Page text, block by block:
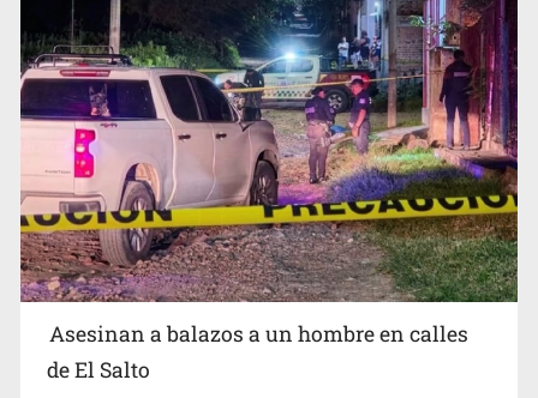
Asesinan a balazos a un hombre en calles
de El Salto